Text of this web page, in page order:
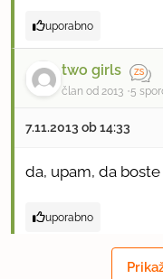
uporabno
two girls
član od 2013 5
7.11.2013 ob 14:33
da, upam, da
uporabno